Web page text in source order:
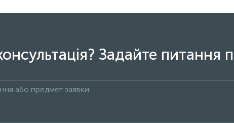
Задайте питання